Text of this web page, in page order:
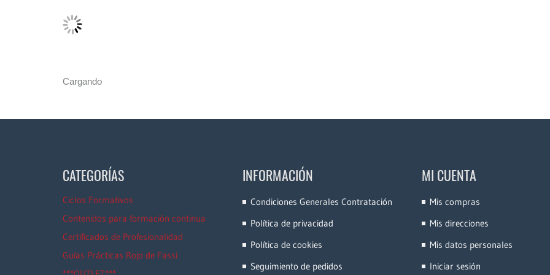
Cargando
CATEGORÍAS
Ciclos Formativos
Contenidos para formación continua
Certificados de Profesionalidad
Guías Prácticas Rojo de Fassi
INFORMACIÓN
Condiciones Generales Contratación
Política de privacidad
Política de cookies
Seguimiento de pedidos
MI CUENTA
Mis compras
Mis direcciones
Mis datos personales
Iniciar sesión